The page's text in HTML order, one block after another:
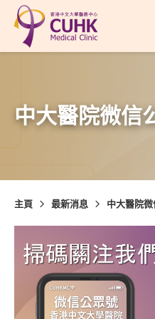
Skip to main content
中大醫院微信
主頁 最新消息 中大醫院